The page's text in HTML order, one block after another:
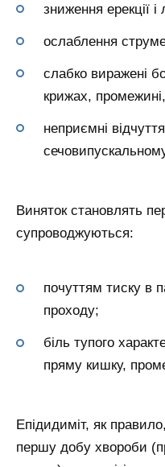
зниження ерекції і
ослаблення
слабко виражені
крижах,
неприємні
Виняток становлять
супроводжуються:
почуттям тиску в
проходу;
біль тупого
пряму кишку,
Епідидиміт, як
першу добу хвороби